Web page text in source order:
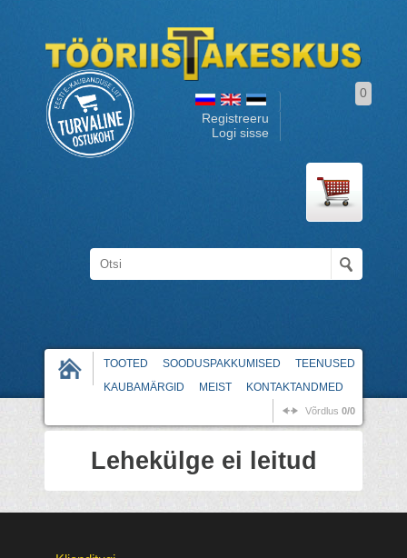
Registreeru
Logi sisse
0
TOOTED SOODUSPAKKUMISED
TEENUSED
KAUBAMÄRGID
MEIST KONTAKTANDMED
Võrdlus 0/0
Lehekülge ei leitud